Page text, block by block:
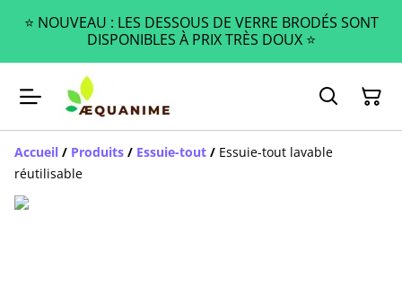
⭐️ NOUVEAU : LES DESSOUS DE VERRE BRODÉS SONT
DISPONIBLES À PRIX TRÈS DOUX ⭐️
Accueil / Produits / Essuie-tout / Essuie-tout lavable
réutilisable